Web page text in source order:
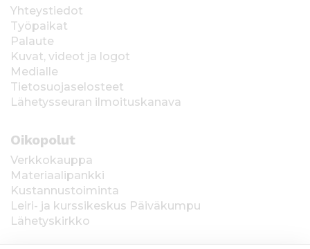
Yhteystiedot
Työpaikat
Palaute
Kuvat, videot ja logot
Medialle
Tietosuojaselosteet
Lähetysseuran ilmoituskanava
Oikopolut
Verkkokauppa
Materiaalipankki
Kustannustoiminta
Leiri- ja kurssikeskus Päiväkumpu
Lähetyskirkko